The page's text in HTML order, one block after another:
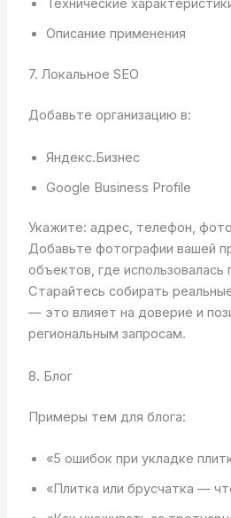
Технические
Описание применения
7. Локальное SEO
Добавьте организацию в:
Яндекс.Бизнес
Google Business Profile
Укажите: адрес, телефон,
Добавьте фотографии вашей
объектов, где использовалась
Старайтесь собирать
— это влияет на доверие и
региональным запросам.
8. Блог
Примеры тем для блога:
«5 ошибок при укладке
«Плитка или брусчатка —